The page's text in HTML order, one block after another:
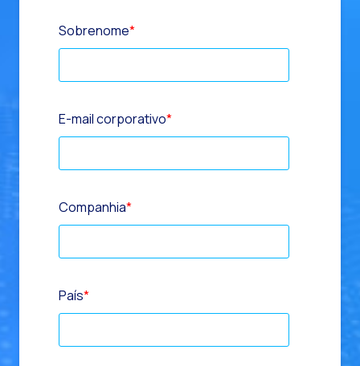
Sobrenome*
E-mail corporativo*
Companhia*
País*